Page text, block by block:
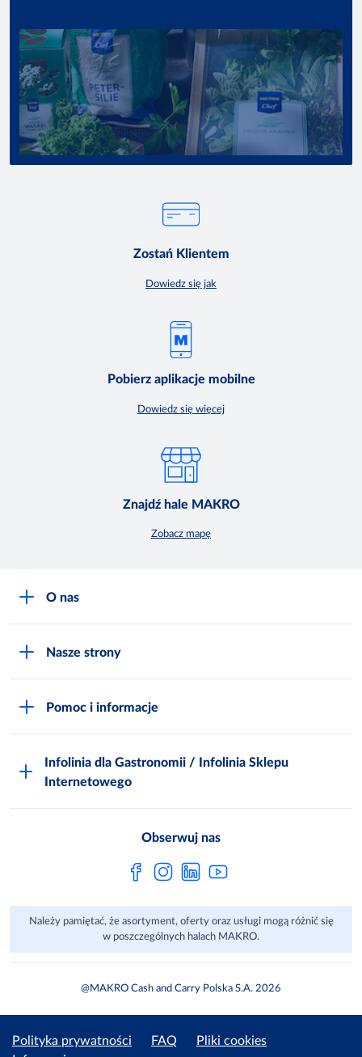
Zostań Klientem
Dowiedz się jak
Pobierz aplikacje mobilne
Dowiedz się więcej
Znajdź hale MAKRO
Zobacz mapę
O nas
Zgłoś naruszenie
Inspektor Ochrony Danych
Metro AG
Sprawozdanie niefinansowe
Nasze strony
Polskie Skarby Kulinarne
Zgody marketingowe
Pomoc i informacje
FAQ
Jak kupować w MAKRO Online
Regulaminy Klienta
Regulaminy akcji promocyjnych
Aplikacje mobilne
Infolinia dla Gastronomii / Infolinia Sklepu
Internetowego
Obserwuj nas
Należy pamiętać, że asortyment, oferty oraz usługi mogą różnić się
w poszczególnych halach MAKRO.
@MAKRO Cash and Carry Polska S.A. 2026
Polityka prywatności FAQ
Pliki cookies